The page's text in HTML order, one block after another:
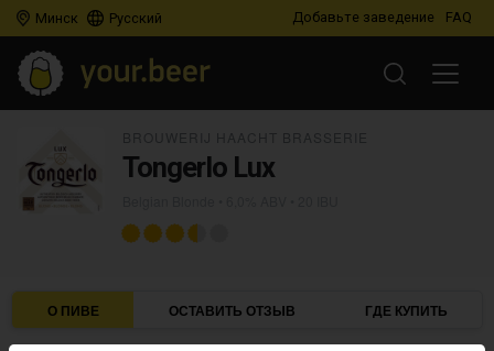
Минск Русский Добавьте заведение FAQ
Tongerlo Lux
О ПИВЕ ОСТАВИТЬ ОТЗЫВ ГДЕ КУПИТЬ